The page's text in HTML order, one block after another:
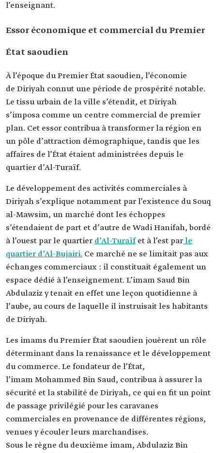
l’enseignant.
Essor économique et commercial du Premier
État saoudien
À l’époque du Premier État saoudien, l’économie
de Diriyah connut une période de prospérité notable.
Le tissu urbain de la ville s’étendit, et Diriyah
s’imposa comme un centre commercial de premier
plan. Cet essor contribua à transformer la région en
un pôle d’attraction démographique, tandis que les
affaires de l’État étaient administrées depuis le
quartier d’Al-Turaïf.
Le développement des activités commerciales à
Diriyah s’explique notamment par l’existence du Souq
al-Mawsim, un marché dont les échoppes
s’étendaient de part et d’autre de Wadi Hanifah, bordé
à l’ouest par le quartierd’Al-Turaïfet à l’est parle
quartier d’Al-Bujairi. Ce marché ne se limitait pas aux
échanges commerciaux : il constituait également un
espace dédié à l’enseignement. L’imam Saud Bin
Abdulaziz y tenait en effet une leçon quotidienne à
l’aube, au cours de laquelle il instruisait les habitants
de Diriyah.
Les imams du Premier État saoudien jouèrent un rôle
déterminant dans la renaissance et le développement
du commerce. Le fondateur de l’État,
l’imam Mohammed Bin Saud, contribua à assurer la
sécurité et la stabilité de Diriyah, ce qui en fit un point
de passage privilégié pour les caravanes
commerciales en provenance de différentes régions,
venues y écouler leurs marchandises.
Sous le règne du deuxième imam, Abdulaziz Bin